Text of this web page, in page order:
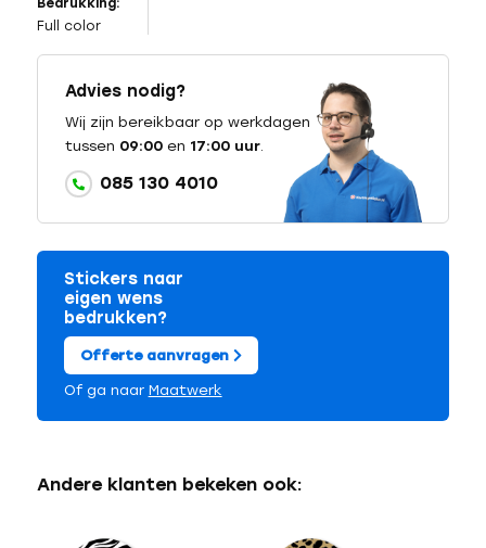
Bedrukking:
Full color
Advies nodig?
Wij zijn bereikbaar op werkdagen
tussen 09:00en 17:00 uur.
085 130 4010
Stickers naar
eigen wens
bedrukken?
Offerte aanvragen
Of ga naar Maatwerk
Andere klanten bekeken ook: